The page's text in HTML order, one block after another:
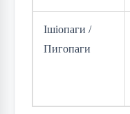
Ішіопаги /
Пигопаги